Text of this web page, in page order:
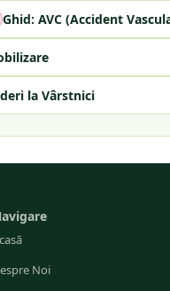
Ghid: AVC (Accident
la Vârstnici
Noi